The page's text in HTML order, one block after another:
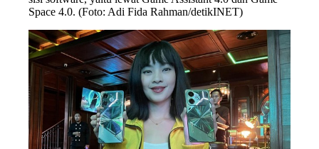
Space 4.0. (Foto: Adi Fida Rahman/detikINET)